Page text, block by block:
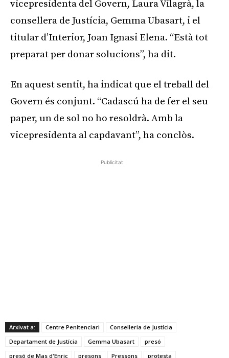
vicepresidenta del Govern, Laura Vilagrà, la
consellera de Justícia, Gemma Ubasart, i el
titular d’Interior, Joan Ignasi Elena. “Està tot
preparat per donar solucions”, ha dit.
En aquest sentit, ha indicat que el treball del
Govern és conjunt. “Cadascú ha de fer el seu
paper, un de sol no ho resoldrà. Amb la
vicepresidenta al capdavant”, ha conclòs.
Publicitat
Arxivat a: Centre Penitenciari
Conselleria de Justícia
Departament de Justícia
Gemma Ubasart
presó
presó de Mas d'Enric
presons Pressons
protesta